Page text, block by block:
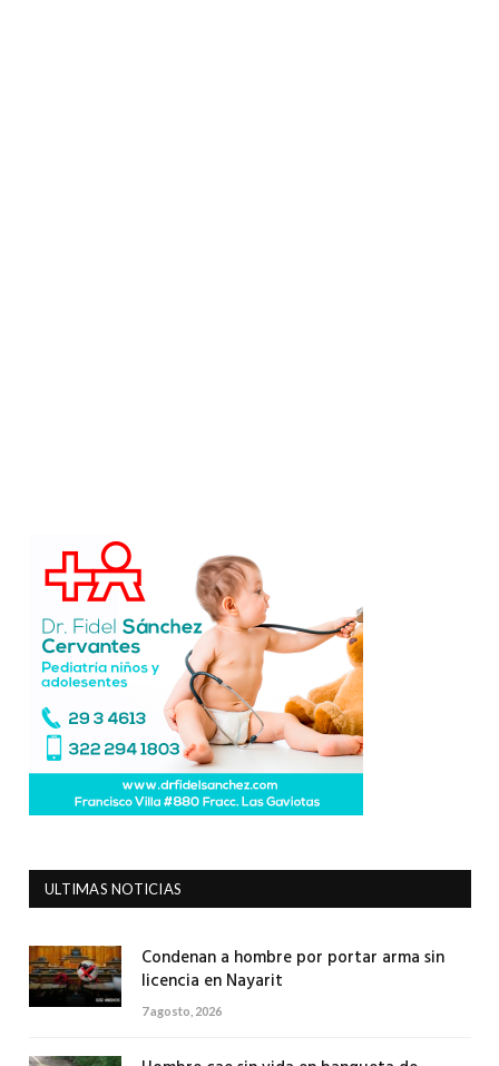
ULTIMAS NOTICIAS
Condenan a hombre por portar arma sin
licencia en Nayarit
7 agosto, 2026